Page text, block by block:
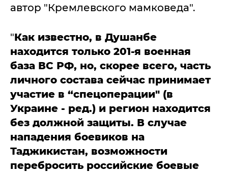
автор "Кремлевского мамковеда".
"Как известно, в Душанбе
находится только 201-я военная
база ВС РФ, но, скорее всего, часть
личного состава сейчас принимает
участие в “спецоперации" (в
Украине - ред.) и регион находится
без должной защиты. В случае
нападения боевиков на
Таджикистан, возможности
перебросить российские боевые